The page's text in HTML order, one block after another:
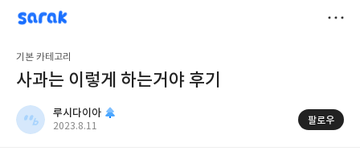
sarak
루시다이아
기본 카테고리
사과는 이렇게 하는거야 후기
루시다이아
작
2023.8.11
팔로우